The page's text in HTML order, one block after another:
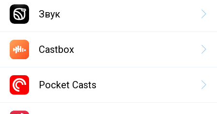
Звук
Castbox
Pocket Casts